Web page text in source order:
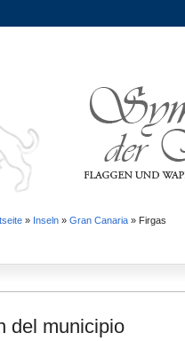
» Inseln» Gran Canaria» Firgas
del municipio